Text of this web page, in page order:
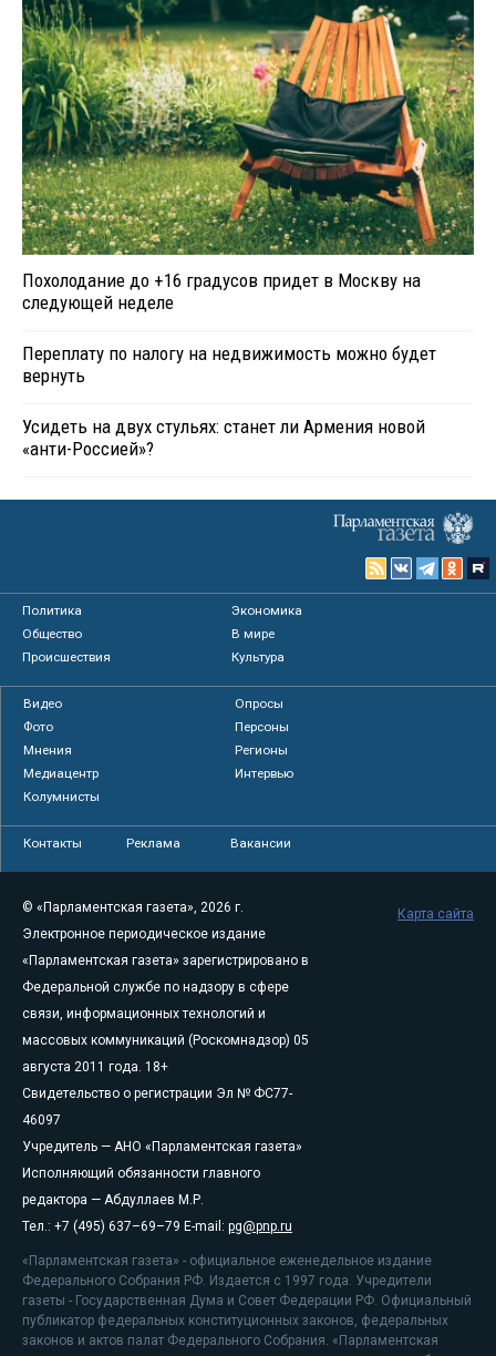
Похолодание до +16 градусов придет в Москву на
следующей неделе
Переплату по налогу на недвижимость можно будет
вернуть
Усидеть на двух стульях: станет ли Армения новой
«анти-Россией»?
Политика
Экономика
Общество
В мире
Происшествия
Культура
Видео
Опросы
Фото
Персоны
Мнения
Регионы
Медиацентр
Интервью
Колумнисты
Контакты Реклама Вакансии
© «Парламентская газета», 2026 г.
Электронное периодическое издание
«Парламентская газета» зарегистрировано в
Федеральной службе по надзору в сфере
связи, информационных технологий и
массовых коммуникаций (Роскомнадзор) 05
августа 2011 года. 18+
Свидетельство о регистрации Эл № ФС77-
46097
Учредитель — АНО «Парламентская газета»
Исполняющий обязанности главного
редактора — Абдуллаев М.Р.
Тел.: +7 (495) 637–69–79 E-mail: pg@pnp.ru
«Парламентская газета» - официальное еженедельное издание
Федерального Собрания РФ. Издается с 1997 года. Учредители
газеты - Государственная Дума и Совет Федерации РФ. Официальный
публикатор федеральных конституционных законов, федеральных
законов и актов палат Федерального Собрания. «Парламентская
Карта сайта